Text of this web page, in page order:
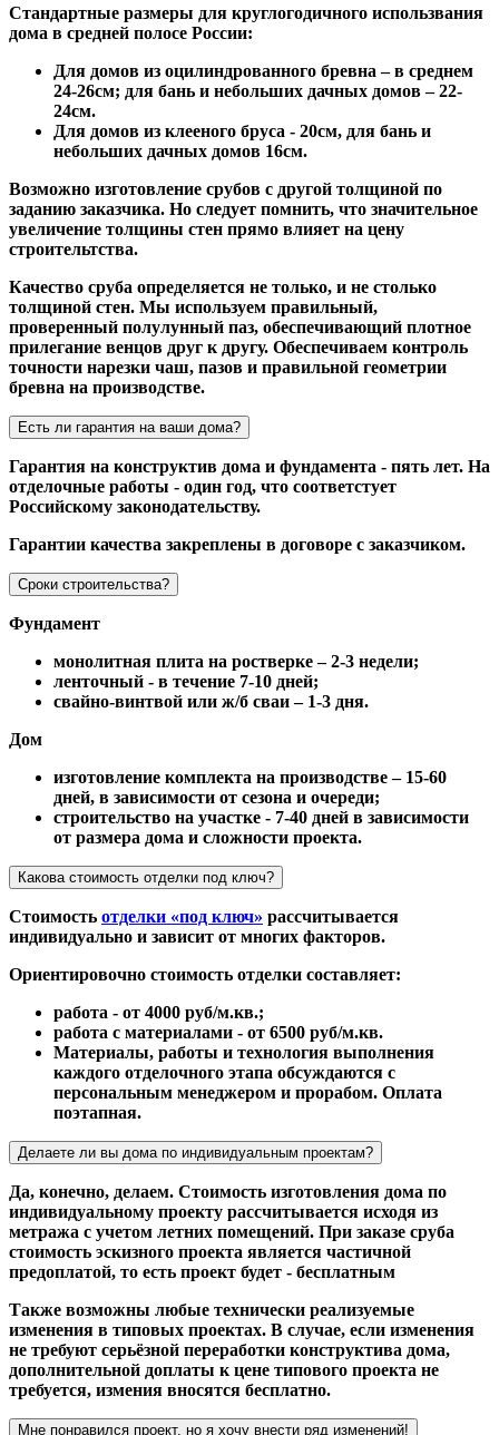
Стандартные размеры для круглогодичного использвания
дома в средней полосе России:
Для домов из оцилиндрованного бревна – в среднем
24-26см; для бань и небольших дачных домов – 22-
24см.
Для домов из клееного бруса - 20см, для бань и
небольших дачных домов 16см.
Возможно изготовление срубов с другой толщиной по
заданию заказчика. Но следует помнить, что значительное
увеличение толщины стен прямо влияет на цену
строительтства.
Качество сруба определяется не только, и не столько
толщиной стен. Мы используем правильный,
проверенный полулунный паз, обеспечивающий плотное
прилегание венцов друг к другу. Обеспечиваем контроль
точности нарезки чаш, пазов и правильной геометрии
бревна на производстве.
Есть ли гарантия на ваши дома?
Гарантия на конструктив дома и фундамента - пять лет. На
отделочные работы - один год, что соответстует
Российскому законодательству.
Гарантии качества закреплены в договоре с заказчиком.
Сроки строительства?
Фундамент
монолитная плита на ростверке – 2-3 недели;
ленточный - в течение 7-10 дней;
свайно-винтвой или ж/б сваи – 1-3 дня.
Дом
изготовление комплекта на производстве – 15-60
дней, в зависимости от сезона и очереди;
строительство на участке - 7-40 дней в зависимости
от размера дома и сложности проекта.
Какова стоимость отделки под ключ?
Стоимость отделки «под ключ» рассчитывается
индивидуально и зависит от многих факторов.
Ориентировочно стоимость отделки составляет:
работа - от 4000 руб/м.кв.;
работа с материалами - от 6500 руб/м.кв.
Материалы, работы и технология выполнения
каждого отделочного этапа обсуждаются с
персональным менеджером и прорабом. Оплата
поэтапная.
Делаете ли вы дома по индивидуальным проектам?
Да, конечно, делаем. Стоимость изготовления дома по
индивидуальному проекту рассчитывается исходя из
метража с учетом летних помещений. При заказе сруба
стоимость эскизного проекта является частичной
предоплатой, то есть проект будет - бесплатным
Также возможны любые технически реализуемые
изменения в типовых проектах. В случае, если изменения
не требуют серьёзной переработки конструктива дома,
дополнительной доплаты к цене типового проекта не
требуется, измения вносятся бесплатно.
Мне понравился проект, но я хочу внести ряд изменений!